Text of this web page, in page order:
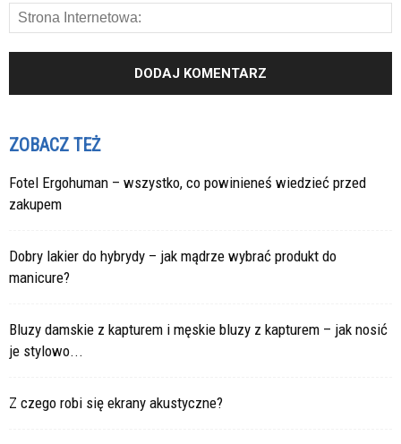
ZOBACZ TEŻ
Fotel Ergohuman – wszystko, co powinieneś wiedzieć przed
zakupem
Dobry lakier do hybrydy – jak mądrze wybrać produkt do
manicure?
Bluzy damskie z kapturem i męskie bluzy z kapturem – jak nosić
je stylowo...
Z czego robi się ekrany akustyczne?